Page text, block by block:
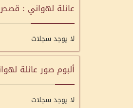
عائلة لهواني :
لا يوجد سجلات
ألبوم صور عائلة
لا يوجد سجلات